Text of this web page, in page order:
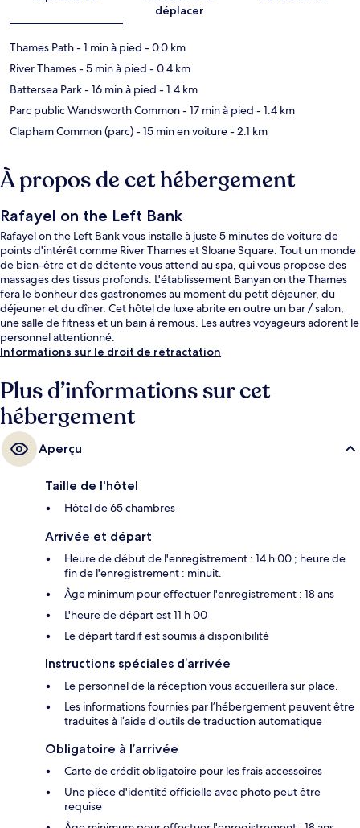
déplacer
Thames Path- 1 min à pied - 0.0 km
River Thames- 5 min à pied - 0.4 km
Battersea Park- 16 min à pied - 1.4 km
Parc public Wandsworth Common- 17 min à pied - 1.4 km
Clapham Common (parc)- 15 min en voiture- 2.1 km
À propos de cet hébergement
Rafayel on the Left Bank
Rafayel on the Left Bank vous installe à juste 5 minutes de voiture de
points d'intérêt comme River Thames et Sloane Square. Tout un monde
de bien-être et de détente vous attend au spa, qui vous propose des
massages des tissus profonds. L'établissement Banyan on the Thames
fera le bonheur des gastronomes au moment du petit déjeuner, du
déjeuner et du dîner. Cet hôtel de luxe abrite en outre un bar / salon,
une salle de fitness et un bain à remous. Les autres voyageurs adorent le
personnel attentionné.
Informations sur le droit de rétractation
Plus d’informations sur cet
hébergement
Aperçu
Taille de l'hôtel
Hôtel de 65 chambres
Arrivée et départ
Heure de début de l'enregistrement : 14 h 00 ; heure de
fin de l'enregistrement : minuit.
Âge minimum pour effectuer l'enregistrement : 18 ans
L'heure de départ est 11 h 00
Le départ tardif est soumis à disponibilité
Instructions spéciales d’arrivée
Le personnel de la réception vous accueillera sur place.
Les informations fournies par l’hébergement peuvent être
traduites à l’aide d’outils de traduction automatique
Obligatoire à l’arrivée
Carte de crédit obligatoire pour les frais accessoires
Une pièce d'identité officielle avec photo peut être
requise